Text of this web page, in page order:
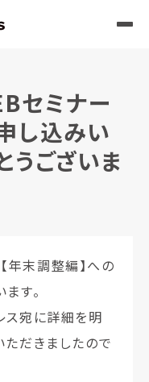
セミナー
し込みい
うございま
年末調整編】への
す。
ス宛に詳細を明
だきましたので